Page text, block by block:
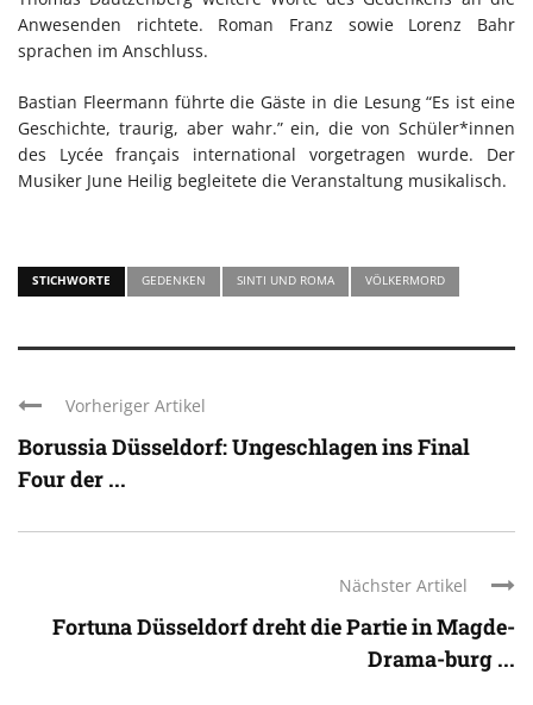
Anwesenden richtete. Roman Franz sowie Lorenz Bahr
sprachen im Anschluss.
Bastian Fleermann führte die Gäste in die Lesung “Es ist eine
Geschichte, traurig, aber wahr.” ein, die von Schüler*innen
des Lycée français international vorgetragen wurde. Der
Musiker June Heilig begleitete die Veranstaltung musikalisch.
STICHWORTE GEDENKEN SINTI UND ROMA VÖLKERMORD
Vorheriger Artikel
Borussia Düsseldorf: Ungeschlagen ins Final
Four der ...
Nächster Artikel
Fortuna Düsseldorf dreht die Partie in Magde-
Drama-burg ...